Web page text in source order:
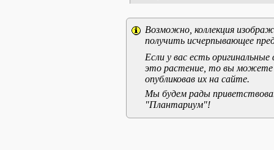
Возможно, коллекция
получить исчерпывающее
Если у вас есть
это растение, то вы можете
опубликовав их на сайте.
Мы будем рады
"Плантариум"!